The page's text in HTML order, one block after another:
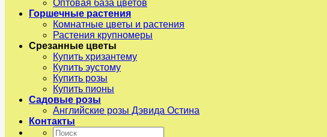
Оптовая база цветов
Горшечные растения
Комнатные цветы и растения
Растения крупномеры
Срезанные цветы
Купить хризантему
Купить эустому
Купить розы
Купить пионы
Садовые розы
Английские розы Дэвида Остина
Контакты
Искать: